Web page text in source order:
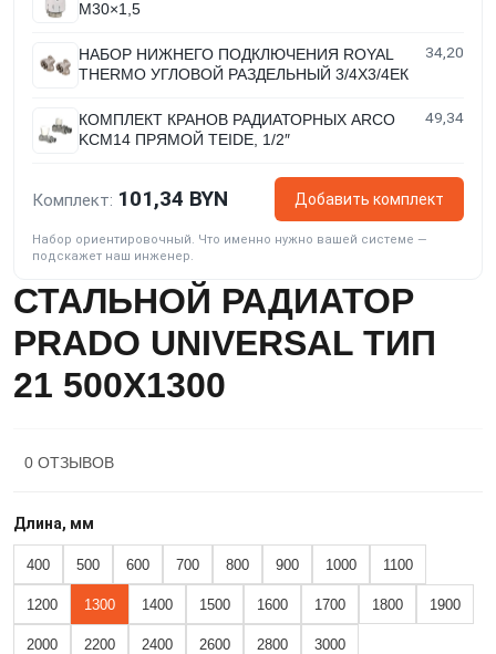
M30×1,5
НАБОР НИЖНЕГО ПОДКЛЮЧЕНИЯ ROYAL
THERMO УГЛОВОЙ РАЗДЕЛЬНЫЙ 3/4Х3/4ЕК
34,20
КОМПЛЕКТ КРАНОВ РАДИАТОРНЫХ ARCO
KCM14 ПРЯМОЙ TEIDE, 1/2″
49,34
Комплект: 101,34 BYN Добавить комплект
Набор ориентировочный. Что именно нужно вашей системе —
подскажет наш инженер.
СТАЛЬНОЙ РАДИАТОР
PRADO UNIVERSAL ТИП
21 500X1300
0 ОТЗЫВОВ
Длина, мм
400 500 600 700 800 900 1000 1100
1200 1300 1400 1500 1600 1700 1800 1900
2000 2200 2400 2600 2800 3000